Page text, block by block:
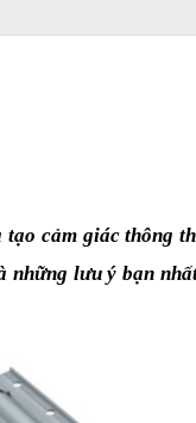
cảm giác thông
lưu ý bạn